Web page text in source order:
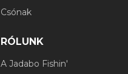
Csónak
RÓLUNK
A Jadabo Fishin'